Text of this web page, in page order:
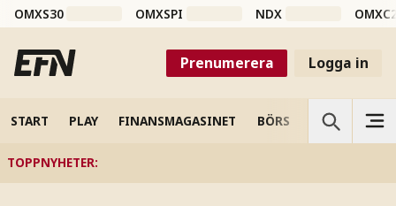
OMXS30 OMXSPI NDX
Prenumerera Logga in
START PLAY FINANSMAGASINET BÖRS VETENSKAP
TOPPNYHETER: